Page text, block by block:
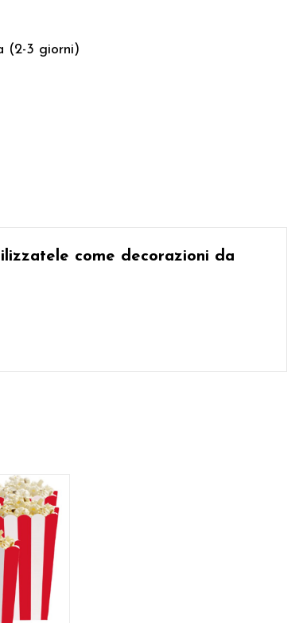
(2-3 giorni)
come decorazioni da